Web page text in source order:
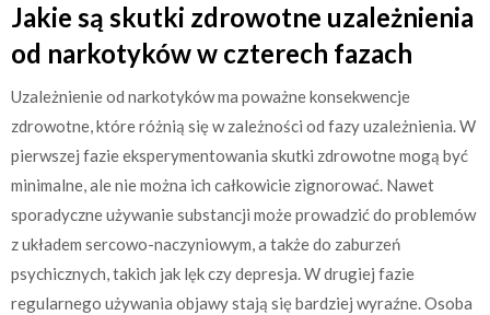
Jakie są skutki zdrowotne uzależnienia
od narkotyków w czterech fazach
Uzależnienie od narkotyków ma poważne konsekwencje
zdrowotne, które różnią się w zależności od fazy uzależnienia. W
pierwszej fazie eksperymentowania skutki zdrowotne mogą być
minimalne, ale nie można ich całkowicie zignorować. Nawet
sporadyczne używanie substancji może prowadzić do problemów
z układem sercowo-naczyniowym, a także do zaburzeń
psychicznych, takich jak lęk czy depresja. W drugiej fazie
regularnego używania objawy stają się bardziej wyraźne. Osoba